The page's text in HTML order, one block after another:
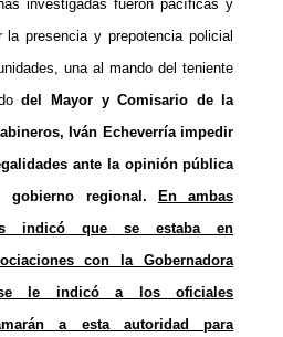
investigadas fueron pacíficas y
presencia y prepotencia policial
una al mando del teniente
del Mayor y Comisario de la
Iván Echeverría impedir
ante la opinión pública
gobierno regional.
En ambas
indicó que se estaba en
con la Gobernadora
le indicó a los oficiales
a esta autoridad para